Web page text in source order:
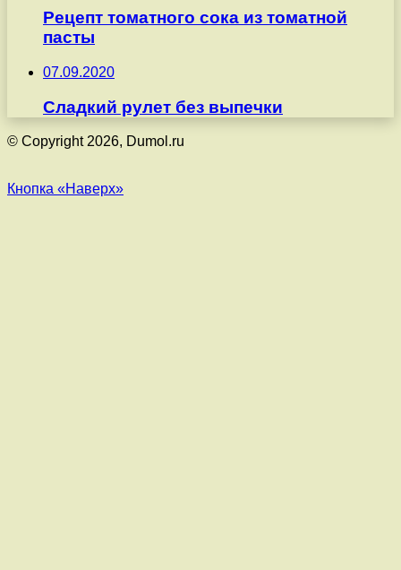
Рецепт томатного сока из томатной
пасты
07.09.2020
Сладкий рулет без выпечки
© Copyright 2026, Dumol.ru
Кнопка «Наверх»